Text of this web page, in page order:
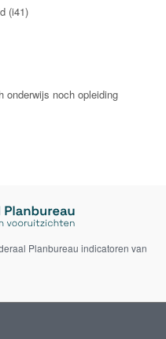
(i41)
onderwijs noch opleiding
Planbureau indicatoren van